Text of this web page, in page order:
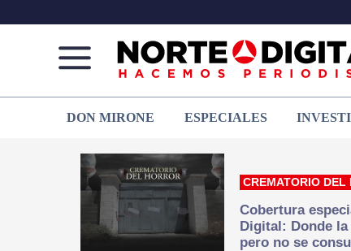
de
Juárez
que
hacemos periodismo
DON MIRONE ESPECIALES
CREMATORIO DEL
Cobertura
Digital: Donde
pero no se